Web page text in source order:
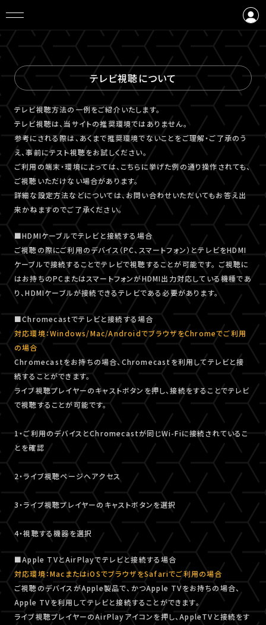
会員登録
テレビ視聴について
テレビ視聴⽅法の⼀例をご紹介いたします。
テレビ視聴は、当サイトの推奨環境ではありません。
参考にされる際は、あくまで推奨環境でないことをご理解・ご了承のう
え、事前にテスト視聴をお試しください。
ご利⽤の端末・環境によっては、こちらに挙げた例の通り操作されても、
ご視聴いただけない場合があります。
詳細な設定⽅法などについては、お問い合わせいただいてもお答え出
来かねますのでご了承ください。
■HDMIケーブルでテレビと接続する場合
ご視聴の際にご利用のデバイス（PC、スマートフォン）とテレビをHDMI
ケーブルで接続することでテレビで視聴することが可能です。 ご視聴に
はお持ちのPCまたはスマートフォンがHDMI出力対応している機種であ
り、HDMIケーブルが接続できるテレビである必要があります。
■Chromecastでテレビと接続する場合
対応環境：Windows/Mac/AndroidでブラウザをChromeでご利用
の場合
Chromecastをお持ちの場合、Chromecastを利用してテレビと接
続することができます。
ライブ視聴プレイヤーのキャストボタンを押し、接続をすることでテレビ
で視聴することが可能です。
1・ご利用のデバイスとChromecastが同じWi-Fiに接続されているこ
とを確認
2・ライブ視聴ページへアクセス
3・ライブ視聴プレイヤーのキャストボタンを選択
4・視聴する機器を選択
■Apple TVとAirPlayでテレビと接続する場合
対応環境：MacまたはiOSでブラウザをSafariでご利用の場合
ご視聴のデバイスがApple製品で、かつApple TVをお持ちの場合、
Apple TVを利用してテレビと接続することができます。
ライブ視聴プレイヤーのAirPlayアイコンを押し、AppleTVと接続をす